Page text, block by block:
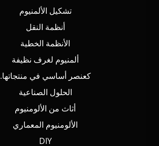
تشكيل الألمنيوم
أنظمة النقل
الأنظمة الخطية
ألمنيوم لغرف نظيفة
كعنصر أساسي في منتجاتها.
الحلول الصناعية
أثاث من الألومنيوم
الألومنيوم المعماري
DIY